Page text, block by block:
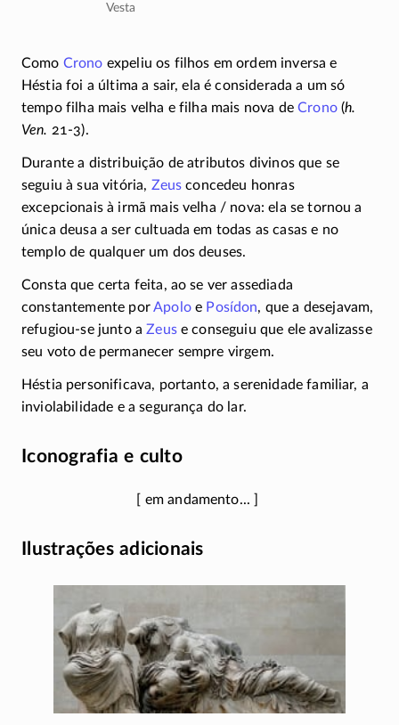
Vesta
Como Crono expeliu os filhos em ordem inversa e
Héstia foi a última a sair, ela é considerada a um só
tempo filha mais velha e filha mais nova deCrono(h.
Ven. 21-3).
Durante a distribuição de atributos divinos que se
seguiu à sua vitória, Zeus concedeu honras
excepcionais à irmã mais velha / nova: ela se tornou a
única deusa a ser cultuada em todas as casas e no
templo de qualquer um dos deuses.
Consta que certa feita, ao se ver assediada
constantemente porApoloe Posídon, que a desejavam,
refugiou-sejunto aZeuse conseguiu que ele avalizasse
seu voto de permanecer sempre virgem.
Héstia personificava, portanto, a serenidade familiar, a
inviolabilidade e a segurança do lar.
Iconografia e culto
Ilustrações adicionais